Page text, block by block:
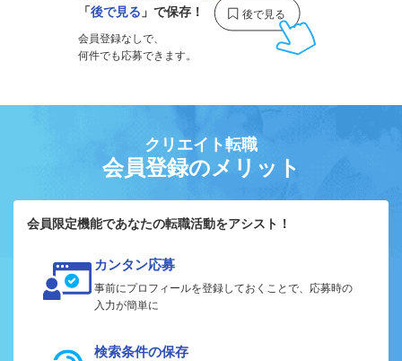
「後で見る 」で保存！
会員登録なしで、
何件でも応募できます。
クリエイト転職
会員登録のメリット
会員限定機能であなたの転職活動をアシスト！
カンタン応募
事前にプロフィールを登録しておくことで、応募時の
入力が簡単に
検索条件の保存